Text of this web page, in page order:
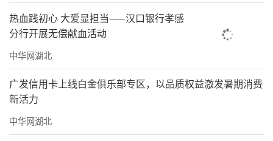
热血践初心 大爱显担当——汉口银行孝感
分行开展无偿献血活动
中华网湖北
广发信用卡上线白金俱乐部专区，以品质权益激发暑期消费
新活力
中华网湖北